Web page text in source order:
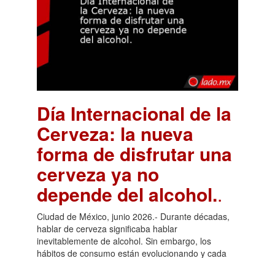
Día Internacional de la
Cerveza: la nueva
forma de disfrutar una
cerveza ya no
depende del alcohol..
Ciudad de México, junio 2026.- Durante décadas,
hablar de cerveza significaba hablar
inevitablemente de alcohol. Sin embargo, los
hábitos de consumo están evolucionando y cada